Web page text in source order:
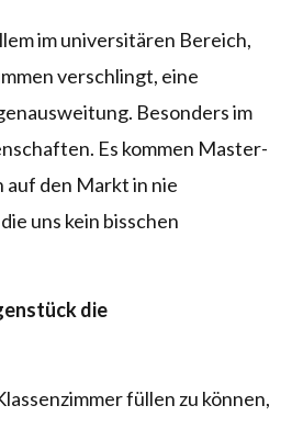
im universitären Bereich,
verschlingt, eine
Besonders im
Es kommen Master-
den Markt in nie
uns kein bisschen
die
füllen zu können,